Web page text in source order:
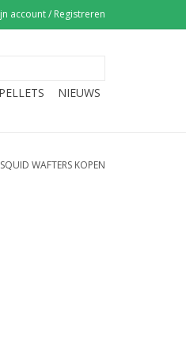
account / Registreren
NIEUWS
WAFTERS KOPEN